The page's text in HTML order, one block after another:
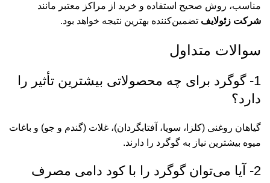
مناسب، روش صحیح استفاده و خرید از مراکز معتبر مانند
شرکت زئولایف تضمین‌کننده بهترین نتیجه خواهد بود.
سوالات متداول
1- گوگرد برای چه محصولاتی بیشترین تأثیر را
دارد؟
گیاهان روغنی (کلزا، سویا، آفتابگردان)، غلات (گندم و جو) و باغات
میوه بیشترین نیاز به گوگرد را دارند.
2- آیا می‌توان گوگرد را با کود دامی مصرف